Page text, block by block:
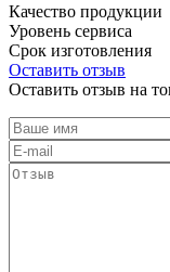
Качество продукции
Уровень сервиса
Срок изготовления
Оставить отзыв
Оставить отзыв на